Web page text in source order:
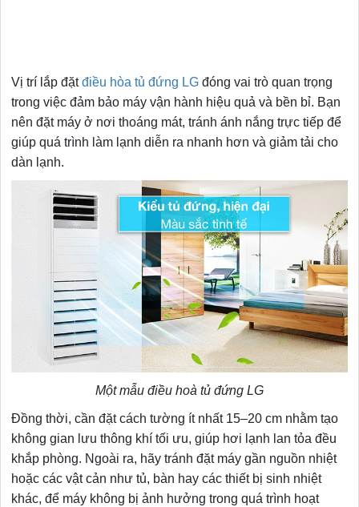
Vị trí lắp đặtđiều hòa tủ đứng LG đóng vai trò quan trọng
trong việc đảm bảo máy vận hành hiệu quả và bền bỉ. Bạn
nên đặt máy ở nơi thoáng mát, tránh ánh nắng trực tiếp để
giúp quá trình làm lạnh diễn ra nhanh hơn và giảm tải cho
dàn lạnh.
Một mẫu điều hoà tủ đứng LG
Đồng thời, cần đặt cách tường ít nhất 15–20 cm nhằm tạo
không gian lưu thông khí tối ưu, giúp hơi lạnh lan tỏa đều
khắp phòng. Ngoài ra, hãy tránh đặt máy gần nguồn nhiệt
hoặc các vật cản như tủ, bàn hay các thiết bị sinh nhiệt
khác, để máy không bị ảnh hưởng trong quá trình hoạt